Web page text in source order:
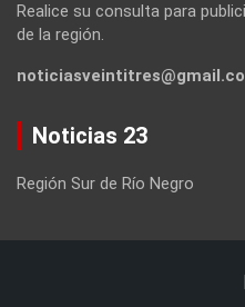
Realice su consulta para
de la región.
Noticias 23
Región Sur de Río Negro